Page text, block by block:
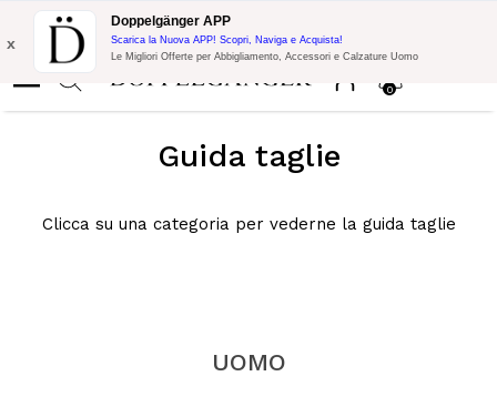
Promo Flash:
10% di Extra Sconto su 300€ di Acquisto con codice:
DOPPEL300
0
x
Doppelgänger APP
Scarica la Nuova APP! Scopri, Naviga e Acquista!
Le Migliori Offerte per Abbigliamento, Accessori e Calzature Uomo
Guida taglie
Clicca su una categoria per vederne la guida taglie
UOMO